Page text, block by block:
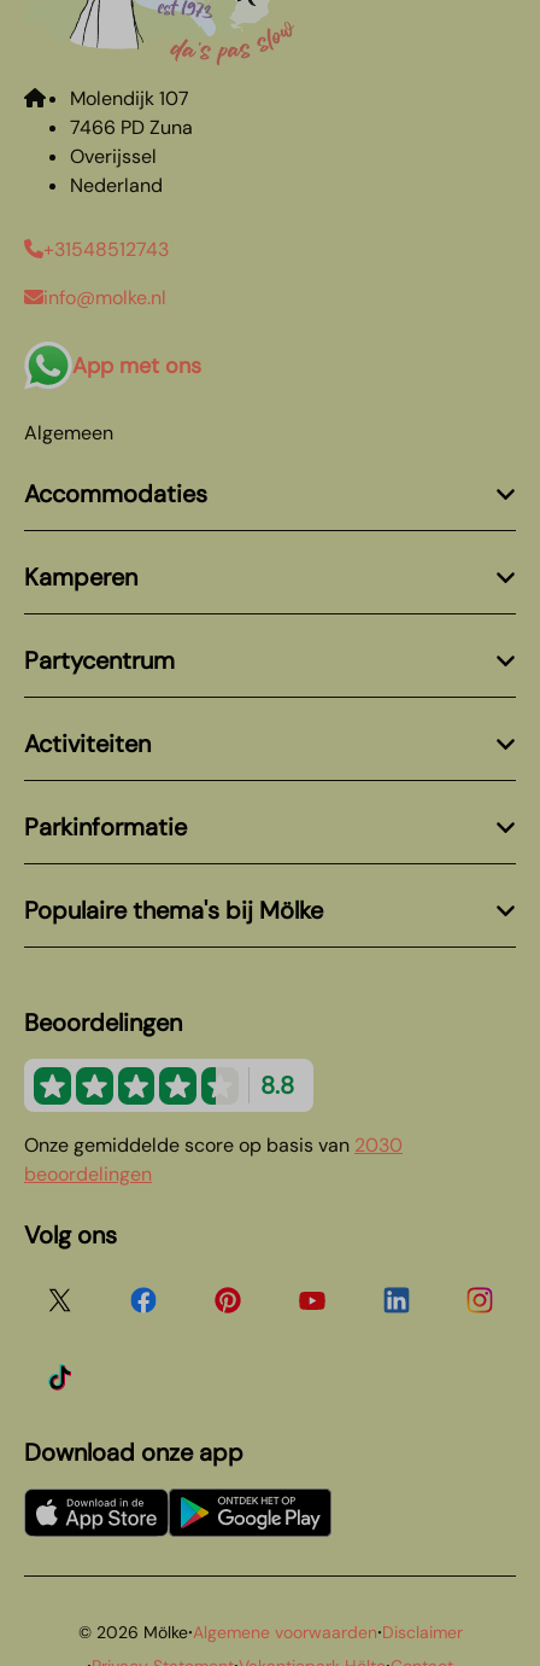
Molendijk 107
7466 PD Zuna
Overijssel
Nederland
+31548512743
info@molke.nl
App met ons
Algemeen
Accommodaties
Kamperen
Partycentrum
Activiteiten
Parkinformatie
Populaire thema's bij Mölke
Beoordelingen
8.8
Onze gemiddelde score op basis van 2030
beoordelingen
Volg ons
Download onze app
© 2026 Mölke·Algemene voorwaarden·Disclaimer